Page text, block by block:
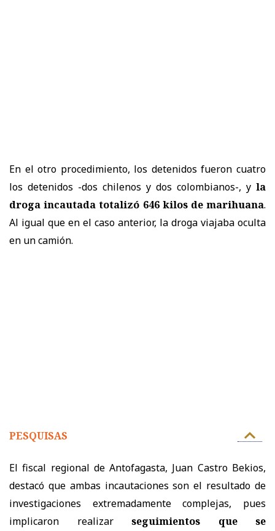
En el otro procedimiento, los detenidos fueron cuatro
los detenidos -dos chilenos y dos colombianos-, y la
droga incautada totalizó 646 kilos de marihuana.
Al igual que en el caso anterior, la droga viajaba oculta
en un camión.
PESQUISAS
El fiscal regional de Antofagasta, Juan Castro Bekios,
destacó que ambas incautaciones son el resultado de
investigaciones extremadamente complejas, pues
implicaron realizar seguimientos que se